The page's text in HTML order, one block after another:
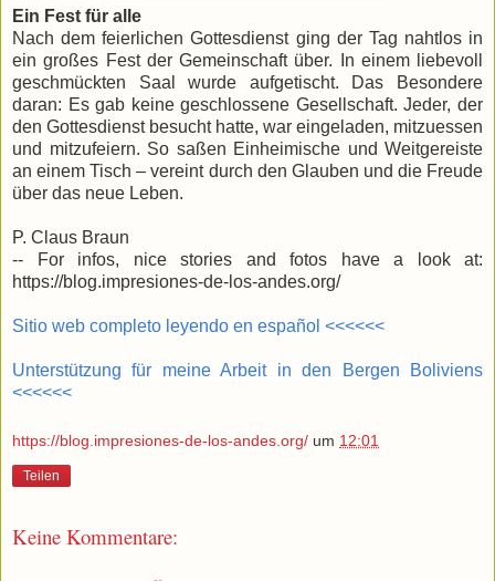
Ein Fest für alle
Nach dem feierlichen Gottesdienst ging der Tag nahtlos in
ein großes Fest der Gemeinschaft über. In einem liebevoll
geschmückten Saal wurde aufgetischt. Das Besondere
daran: Es gab keine geschlossene Gesellschaft. Jeder, der
den Gottesdienst besucht hatte, war eingeladen, mitzuessen
und mitzufeiern. So saßen Einheimische und Weitgereiste
an einem Tisch – vereint durch den Glauben und die Freude
über das neue Leben.
P. Claus Braun
-- For infos, nice stories and fotos have a look at:
https://blog.impresiones-de-los-andes.org/
Sitio web completo leyendo en español <<<<<<
Unterstützung für meine Arbeit in den Bergen Boliviens
<<<<<<
https://blog.impresiones-de-los-andes.org/ um 12:01
Teilen
Keine Kommentare: